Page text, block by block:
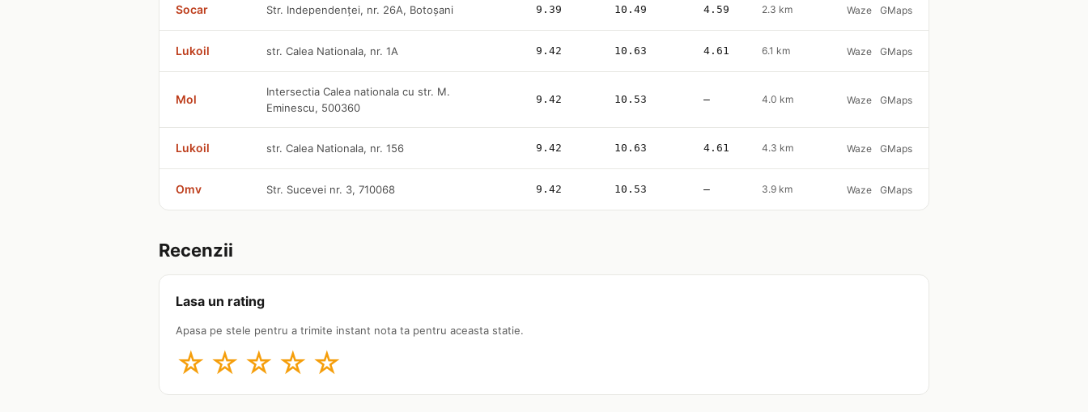
Socar Str. Independenţei, nr. 26A, Botoşani 9.39 10.49 4.59 2.3 km Waze GMaps
Lukoil str. Calea Nationala, nr. 1A 9.42 10.63 4.61 6.1 km Waze GMaps
Mol
Intersectia Calea nationala cu str. M.
Eminescu, 500360
9.42 10.53 — 4.0 km Waze GMaps
Lukoil str. Calea Nationala, nr. 156 9.42 10.63 4.61 4.3 km Waze GMaps
Omv Str. Sucevei nr. 3, 710068 9.42 10.53 — 3.9 km Waze GMaps
Recenzii
Lasa un rating
Apasa pe stele pentru a trimite instant nota ta pentru aceasta statie.
☆ ☆ ☆ ☆ ☆